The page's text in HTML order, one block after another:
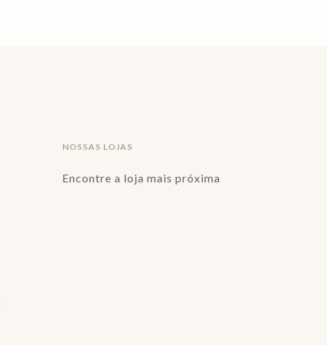
NOSSAS LOJAS
Encontre a loja mais próxima